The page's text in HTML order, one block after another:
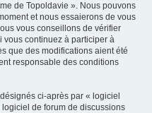
de Topoldavie ». Nous pouvons
et nous essaierons de vous
vous conseillons de vérifier
vous continuez à participer à
que des modifications aient été
responsable des conditions
ci-après par « logiciel
de forum de discussions